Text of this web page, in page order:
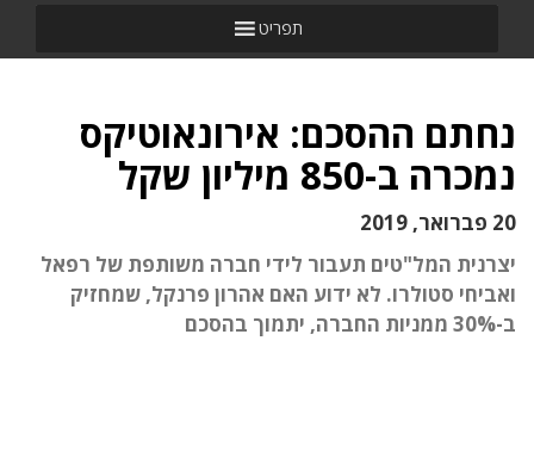
תפריט
נחתם ההסכם: אירונאוטיקס
נמכרה ב-850 מיליון שקל
20 פברואר, 2019
יצרנית המל"טים תעבור לידי חברה משותפת של רפאל
ואביחי סטולרו. לא ידוע האם אהרון פרנקל, שמחזיק
ב-30% ממניות החברה, יתמוך בהסכם